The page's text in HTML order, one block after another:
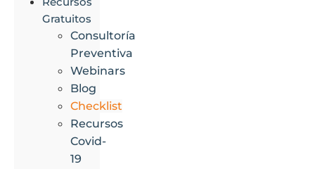
Gratuitos
Consultoría
Preventiva
Webinars
Blog
Checklist
Recursos
Covid-
19